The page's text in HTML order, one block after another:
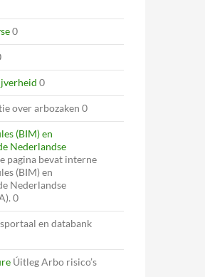
0
0
over arbozaken 0
(BIM) en
Nederlandse
pagina bevat interne
(BIM) en
Nederlandse
0
en databank
Úitleg Arbo risico’s